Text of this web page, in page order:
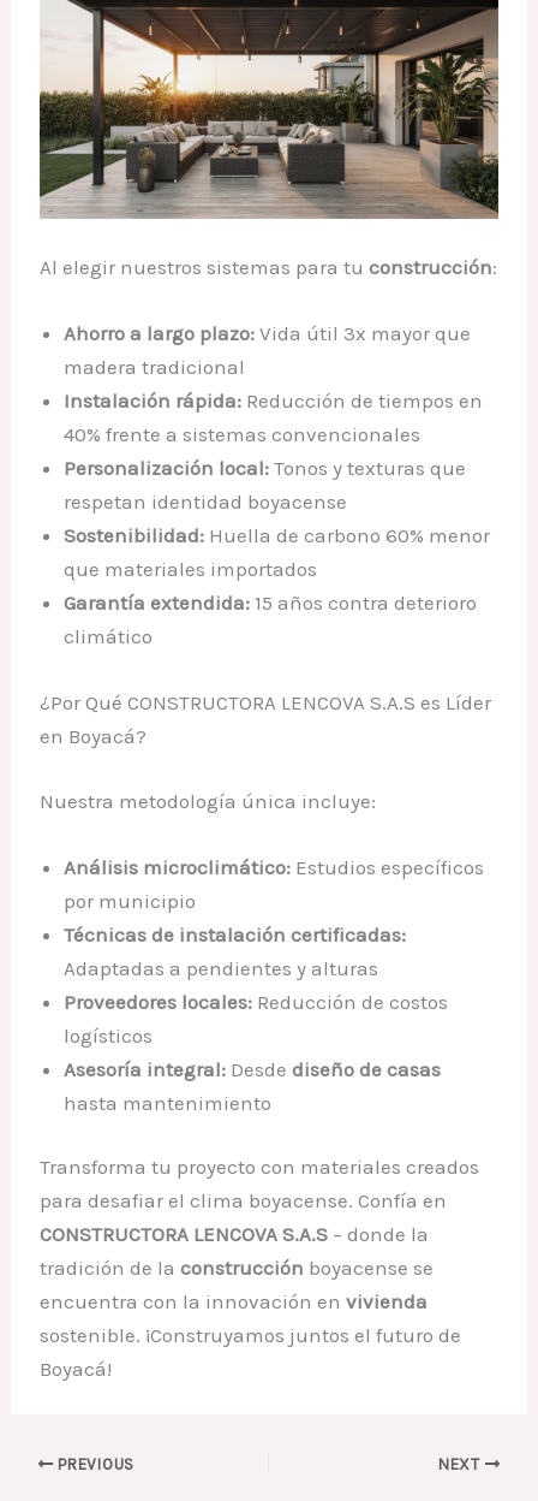
Al elegir nuestros sistemas para tuconstrucción:
Ahorro a largo plazo: Vida útil 3x mayor que
madera tradicional
Instalación rápida: Reducción de tiempos en
40% frente a sistemas convencionales
Personalización local: Tonos y texturas que
respetan identidad boyacense
Sostenibilidad: Huella de carbono 60% menor
que materiales importados
Garantía extendida: 15 años contra deterioro
climático
¿Por Qué CONSTRUCTORA LENCOVA S.A.S es Líder
en Boyacá?
Nuestra metodología única incluye:
Análisis microclimático: Estudios específicos
por municipio
Técnicas de instalación certificadas:
Adaptadas a pendientes y alturas
Proveedores locales: Reducción de costos
logísticos
Asesoría integral: Desdediseño de casas
hasta mantenimiento
Transforma tu proyecto con materiales creados
para desafiar el clima boyacense. Confía en
CONSTRUCTORA LENCOVA S.A.S – donde la
tradición de laconstrucción boyacense se
encuentra con la innovación envivienda
sostenible. ¡Construyamos juntos el futuro de
Boyacá!
PREVIOUS NEXT